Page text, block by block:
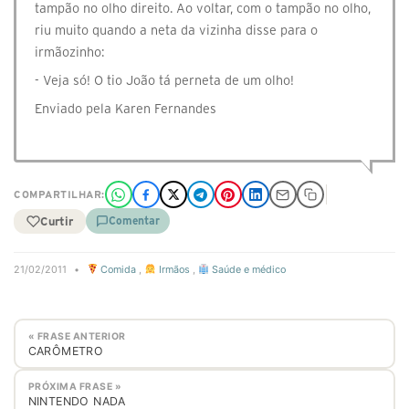
tampão no olho direito. Ao voltar, com o tampão no olho,
riu muito quando a neta da vizinha disse para o
irmãozinho:
- Veja só! O tio João tá perneta de um olho!
Enviado pela Karen Fernandes
COMPARTILHAR:
Curtir Comentar
21/02/2011 • Comida , Irmãos , Saúde e médico
« FRASE ANTERIOR
CARÔMETRO
PRÓXIMA FRASE »
NINTENDO NADA